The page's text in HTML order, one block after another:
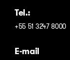
Tel.:
+55 51 3247 8000
E-mail